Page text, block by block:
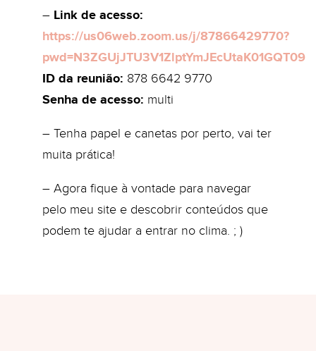
– Link de acesso:
https://us06web.zoom.us/j/87866429770?
pwd=N3ZGUjJTU3V1ZlptYmJEcUtaK01GQT09
ID da reunião: 878 6642 9770
Senha de acesso: multi
– Tenha papel e canetas por perto, vai ter
muita prática!
– Agora fique à vontade para navegar
pelo meu site e descobrir conteúdos que
podem te ajudar a entrar no clima. ; )